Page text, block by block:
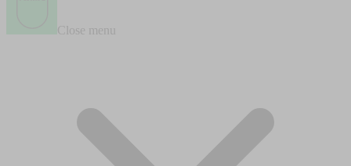
Close menu